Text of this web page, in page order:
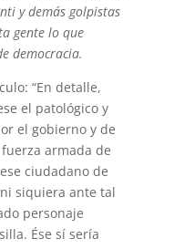
y demás golpistas
gente lo que
democracia.
“En detalle,
el patológico y
el gobierno y de
armada de
ciudadano de
siquiera ante tal
personaje
Ése sí sería